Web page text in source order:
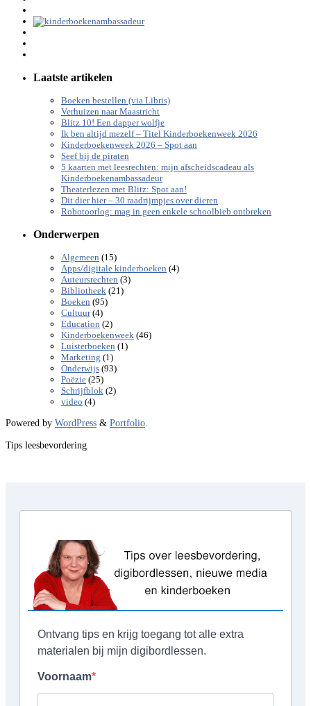
Laatste artikelen
Boeken bestellen (via Libris)
Verhuizen naar Maastricht
Blitz 10! Een dapper wolfje
Ik ben altijd mezelf – Titel Kinderboekenweek 2026
Kinderboekenweek 2026 – Spot aan
Seef bij de piraten
5 kaarten met leesrechten: mijn afscheidscadeau als
Kinderboekenambassadeur
Theaterlezen met Blitz: Spot aan!
Dit dier hier – 30 raadrijmpjes over dieren
Robotoorlog: mag in geen enkele schoolbieb ontbreken
Onderwerpen
Algemeen (15)
Apps/digitale kinderboeken (4)
Auteursrechten (3)
Bibliotheek (21)
Boeken (95)
Cultuur(4)
Education (2)
Kinderboekenweek (46)
Luisterboeken (1)
Marketing (1)
Onderwijs (93)
Poëzie (25)
Schrijfblok (2)
video (4)
Powered by WordPress & Portfolio.
Tips leesbevordering